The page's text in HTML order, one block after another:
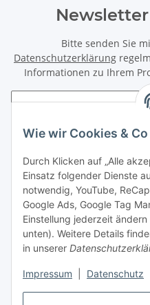
Wie wir Cookies &
Durch Klicken auf „Alle
Einsatz folgender Dienste
notwendig, YouTube,
Google Ads, Google Tag
Einstellung jederzeit
unten). Weitere Details
in unserer
Impressum Datenschutz
Bitte senden Sie
Datenschutzerklärung
Informationen zu Ihrem
Newsletter Abonnieren
Informationen
Gesetzliche Informationen
Spieletreffs in Jülich &